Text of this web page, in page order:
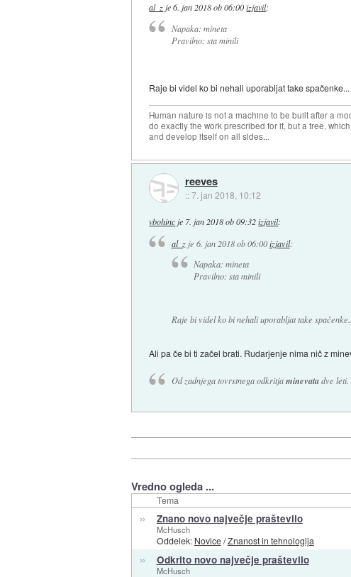
al_z je6. jan 2018 ob 06:00 izjavil:
Napaka: mineta
Pravilno: sta minili
Raje bi videl ko bi nehali uporabljat take
Human nature is not a machine to be built after a
do exactly the work prescribed for it, but a tree,
and develop itself on all sides...
reeves
::7. jan 2018, 10:12
vbohincje 7. jan 2018 ob 09:32 izjavil:
al_zje 6. jan 2018 ob 06:00 izjavil:
Napaka: mineta
Pravilno: sta minili
Raje bi videl ko bi nehali uporabljat take
Ali pa če bi ti začel brati. Rudarjenje nima nič z
Od zadnjega tovrstnega odkritjaminevatadve leti.
Vredno ogleda ...
Tema
» Znano novo največje praštevilo
McHusch
Oddelek: Novice/Znanost in tehnologija
» Odkrito novo največje praštevilo
McHusch